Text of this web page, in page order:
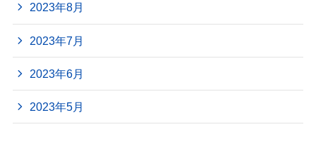
2023年8月
2023年7月
2023年6月
2023年5月